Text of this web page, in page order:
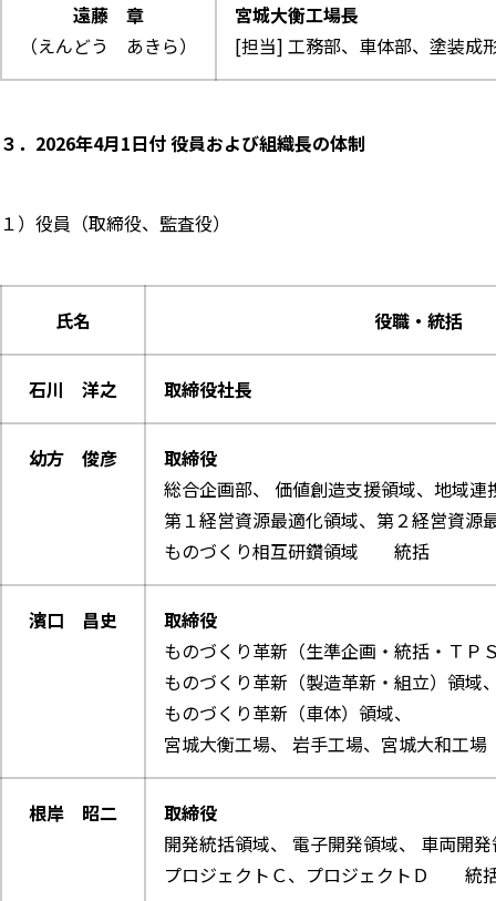
遠藤 章
（えんどう あきら）
宮城大衡工場長
[担当] 工務部、車体部、塗装成
３．2026年4月1日付 役員および組織長の体制
１）役員（取締役、監査役）
氏名 役職・統括
石川 洋之 取締役社長
幼方 俊彦
取締役
総合企画部、 価値創造支援領域、地域連
第１経営資源最適化領域、第２経営資源
ものづくり相互研鑽領域 統括
濱口 昌史
取締役
ものづくり革新（生準企画・統括・ＴＰ
ものづくり革新（製造革新・組立）領域
ものづくり革新（車体）領域、
宮城大衡工場、 岩手工場、宮城大和
根岸 昭二
取締役
開発統括領域、 電子開発領域、 車両開
プロジェクトＣ、プロジェクトＤ